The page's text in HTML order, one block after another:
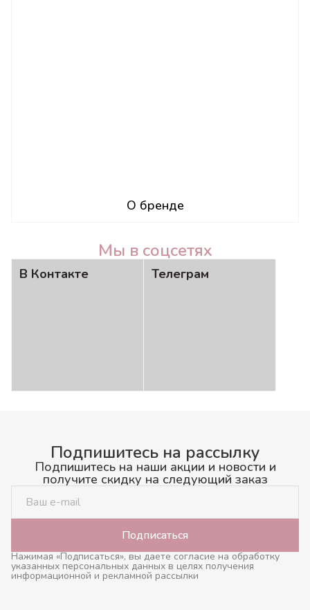
О бренде
Мы в соцсетях
В Контакте Телеграм
Подпишитесь на рассылку
Подпишитесь на наши акции и новости и
получите скидку на следующий заказ
Подписаться
Нажимая «Подписаться», вы даете согласие на обработку
указанных персональных данных в целях получения
информационной и рекламной рассылки